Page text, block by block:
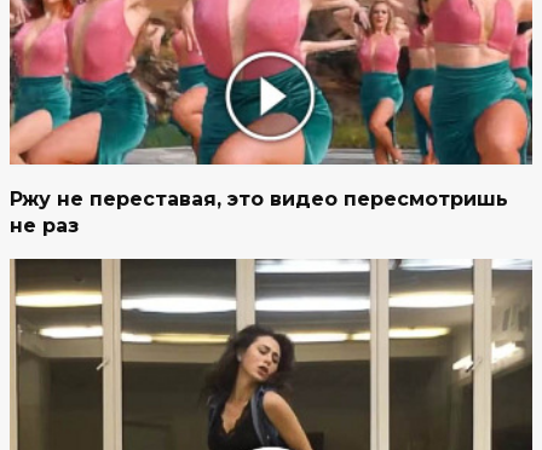
Ржу не переставая, это видео пересмотришь
не раз